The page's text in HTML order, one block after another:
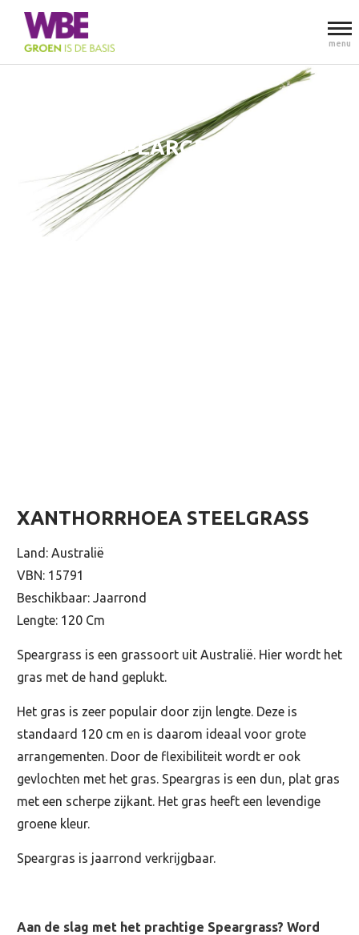
menu
SPEARGRASS
XANTHORRHOEA STEELGRASS
Land: Australië
VBN: 15791
Beschikbaar: Jaarrond
Lengte: 120 Cm
Speargrass is een grassoort uit Australië. Hier wordt het
gras met de hand geplukt.
Het gras is zeer populair door zijn lengte. Deze is
standaard 120 cm en is daarom ideaal voor grote
arrangementen. Door de flexibiliteit wordt er ook
gevlochten met het gras. Speargras is een dun, plat gras
met een scherpe zijkant. Het gras heeft een levendige
groene kleur.
Speargras is jaarrond verkrijgbaar.
Aan de slag met het prachtige Speargrass? Word